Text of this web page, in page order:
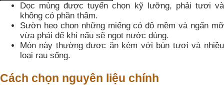
Dọc mùng được tuyển chọn kỹ lưỡng, phải tươi và
không có phần thâm.
Sườn heo chọn những miếng có độ mềm và ngấn mỡ
vừa phải để khi nấu sẽ ngọt nước dùng.
Món này thường được ăn kèm với bún tươi và nhiều
loại rau sống.
Cách chọn nguyên liệu chính